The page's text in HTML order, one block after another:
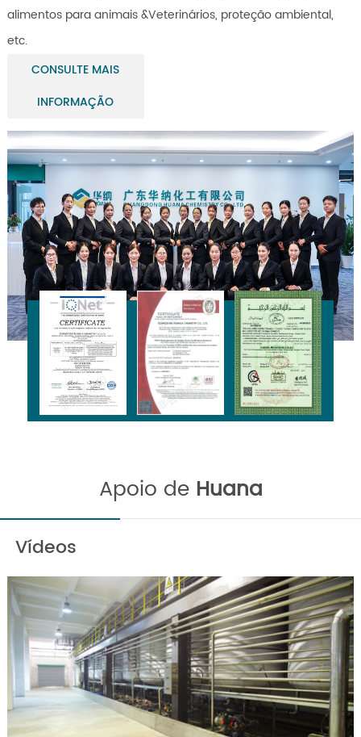
alimentos para animais &Veterinários, proteção ambiental,
etc.
CONSULTE MAIS
INFORMAÇÃO
Apoio de Huana
Vídeos